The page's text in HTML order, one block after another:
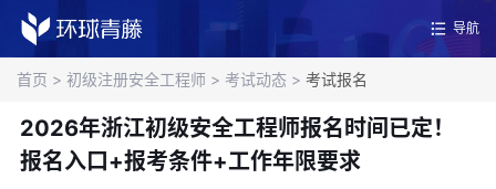
导航
首页 > 初级注册安全工程师 > 考试动态 > 考试报名
2026年浙江初级安全工程师报名时间已定！
报名入口+报考条件+工作年限要求